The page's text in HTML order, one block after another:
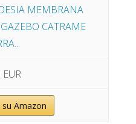
MEMBRANA
CATRAME
su Amazon